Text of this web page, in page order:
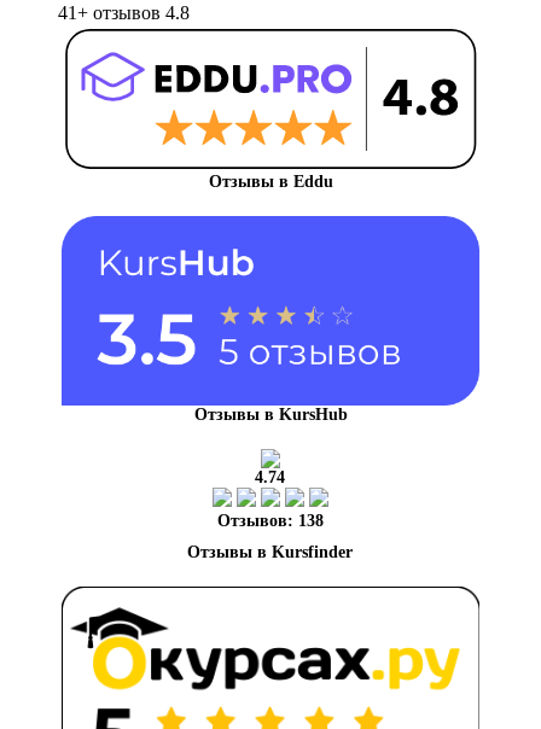
41+ отзывов 4.8
Отзывы в Eddu
Отзывы в KursHub
4.74
Отзывов: 138